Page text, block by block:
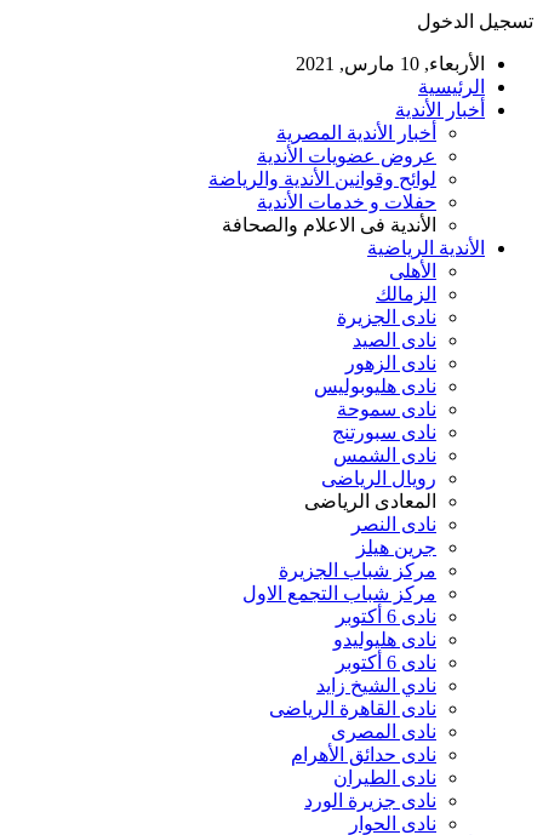
تسجيل الدخول
الأربعاء, 10 مارس, 2021
الرئيسية
أخبار الأندية
أخبار الأندية المصرية
عروض عضويات الأندية
لوائح وقوانين الأندية والرياضة
حفلات و خدمات الأندية
الأندية فى الاعلام والصحافة
الأندية الرياضية
الأهلى
الزمالك
نادى الجزيرة
نادى الصيد
نادى الزهور
نادى هليوبوليس
نادى سموحة
نادى سبورتنج
نادى الشمس
رويال الرياضى
المعادى الرياضى
نادى النصر
جرين هيلز
مركز شباب الجزيرة
مركز شباب التجمع الاول
نادى 6 أكتوبر
نادى هليوليدو
نادى 6 أكتوبر
نادي الشيخ زايد
نادى القاهرة الرياضى
نادى المصرى
نادى حدائق الأهرام
نادى الطيران
نادى جزيرة الورد
نادى الحوار